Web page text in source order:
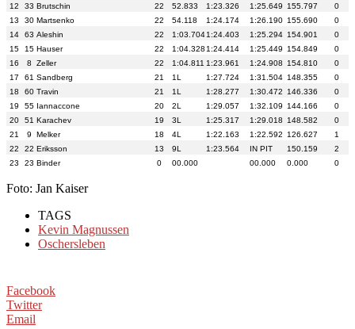
12
33 Brutschin 22 52.833 1:23.326 1:25.649 155.797
0
13
30 Martsenko 22 54.118 1:24.174 1:26.190 155.690
0
14
63 Aleshin 22 1:03.7041:24.403 1:25.294 154.901
0
15
15 Hauser 22 1:04.328 1:24.414 1:25.449 154.849
0
16
8 Zeller 22 1:04.811 1:23.961 1:24.908 154.810
0
17
61 Sandberg 21 1L 1:27.724 1:31.504 148.355
0
18
60 Travin 21 1L 1:28.277 1:30.472 146.336
0
19
55 Iannaccone 20 2L 1:29.057 1:32.109 144.166
0
20
51 Karachev 19 3L 1:25.317 1:29.018 148.582
0
21
9 Melker 18 4L 1:22.163 1:22.592 126.627
1
22
22 Eriksson 13 9L 1:23.564 IN PIT 150.159
2
23
23 Binder 0 00.000 00.000 0.000 0
Foto: Jan Kaiser
TAGS
Kevin Magnussen
Oschersleben
Facebook
Twitter
Email